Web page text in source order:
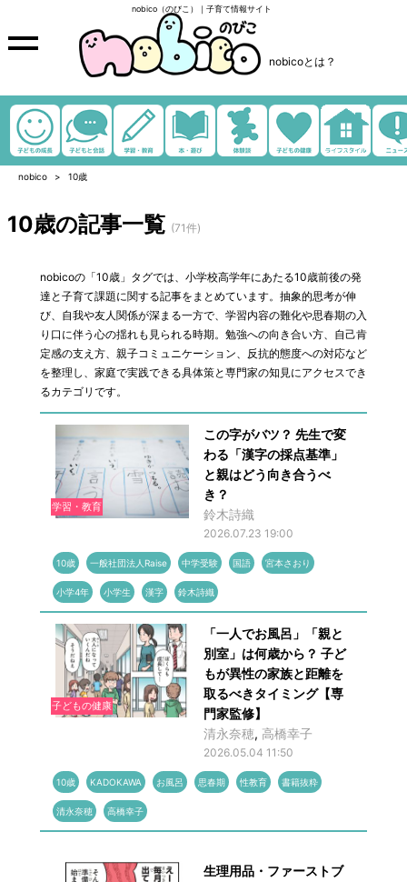
nobico（のびこ）｜子育て情報サイト
nobicoとは？
nobico 10歳
10歳の記事一覧 (71件)
nobicoの「10歳」タグでは、小学校高学年にあたる10歳前後の発
達と子育て課題に関する記事をまとめています。抽象的思考が伸
び、自我や友人関係が深まる一方で、学習内容の難化や思春期の入
り口に伴う心の揺れも見られる時期。勉強への向き合い方、自己肯
定感の支え方、親子コミュニケーション、反抗的態度への対応など
を整理し、家庭で実践できる具体策と専門家の知見にアクセスでき
るカテゴリです。
学習・教育
この字がバツ？ 先生で変
わる「漢字の採点基準」
と親はどう向き合うべ
き？
鈴木詩織
2026.07.23 19:00
10歳 一般社団法人Raise 中学受験 国語 宮本さおり
小学4年 小学生 漢字 鈴木詩織
子どもの健康
「一人でお風呂」「親と
別室」は何歳から？ 子ど
もが異性の家族と距離を
取るべきタイミング【専
門家監修】
清永奈穂, 高橋幸子
2026.05.04 11:50
10歳 KADOKAWA お風呂 思春期 性教育 書籍抜粋
清永奈穂 高橋幸子
生理用品・ファーストブ